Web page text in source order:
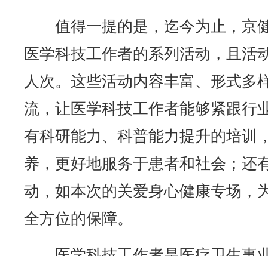
值得一提的是，迄今为止，京
医学科技工作者的系列活动，且活
人次。这些活动内容丰富、形式多
流，让医学科技工作者能够紧跟行
有科研能力、科普能力提升的培训
养，更好地服务于患者和社会；还
动，如本次的关爱身心健康专场，
全方位的保障。